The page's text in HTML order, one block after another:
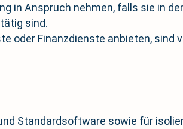
in Anspruch nehmen, falls sie in
sind.
oder Finanzdienste anbieten, sind
Standardsoftware sowie für